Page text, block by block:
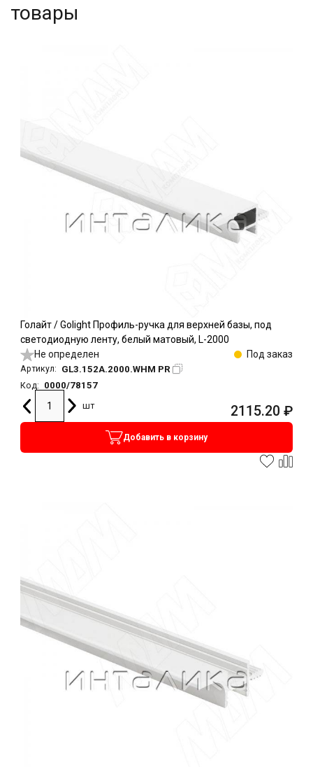
товары
Голайт / Golight Профиль-ручка для верхней базы, под
светодиодную ленту, белый матовый, L-2000
Не определен
Под заказ
Артикул: GL3.152A.2000.WHM PR
Код:
0000/78157
шт
2115.20 ₽
Добавить в корзину